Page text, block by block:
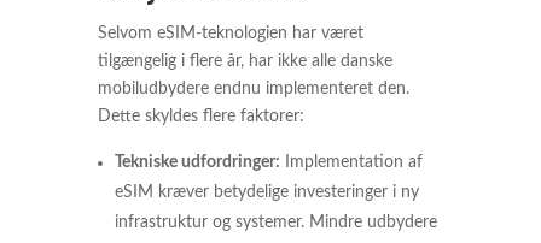
Selvom eSIM-teknologien har været
tilgængelig i flere år, har ikke alle danske
mobiludbydere endnu implementeret den.
Dette skyldes flere faktorer:
Tekniske udfordringer: Implementation af
eSIM kræver betydelige investeringer i ny
infrastruktur og systemer. Mindre udbydere